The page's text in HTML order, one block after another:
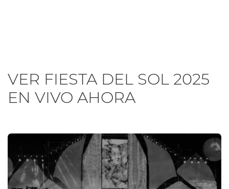
VER FIESTA DEL SOL 2025
EN VIVO AHORA